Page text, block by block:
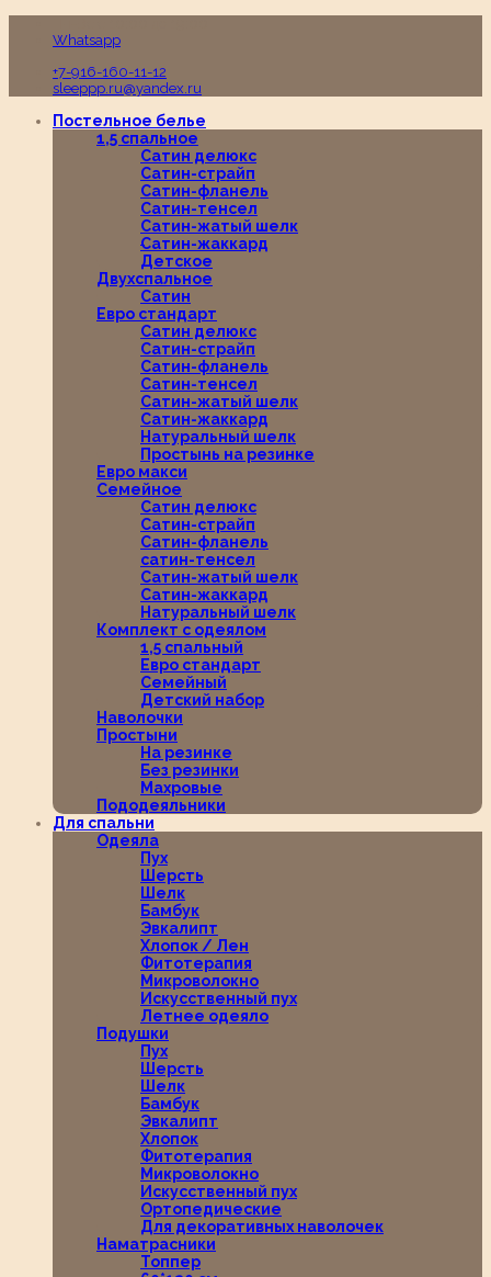
Whatsapp
+7-916-160-11-12
sleeppp.ru@yandex.ru
Постельное белье
1,5 спальное
Сатин делюкс
Сатин-страйп
Сатин-фланель
Сатин-тенсел
Сатин-жатый шелк
Сатин-жаккард
Детское
Двухспальное
Сатин
Евро стандарт
Сатин делюкс
Сатин-страйп
Сатин-фланель
Сатин-тенсел
Сатин-жатый шелк
Сатин-жаккард
Натуральный шелк
Простынь на резинке
Евро макси
Семейное
Сатин делюкс
Сатин-страйп
Сатин-фланель
сатин-тенсел
Сатин-жатый шелк
Сатин-жаккард
Натуральный шелк
Комплект с одеялом
1,5 спальный
Евро стандарт
Семейный
Детский набор
Наволочки
Простыни
На резинке
Без резинки
Махровые
Пододеяльники
Для спальни
Одеяла
Пух
Шерсть
Шелк
Бамбук
Эвкалипт
Хлопок / Лен
Фитотерапия
Микроволокно
Искусственный пух
Летнее одеяло
Подушки
Пух
Шерсть
Шелк
Бамбук
Эвкалипт
Хлопок
Фитотерапия
Микроволокно
Искусственный пух
Ортопедические
Для декоративных наволочек
Наматрасники
Топпер